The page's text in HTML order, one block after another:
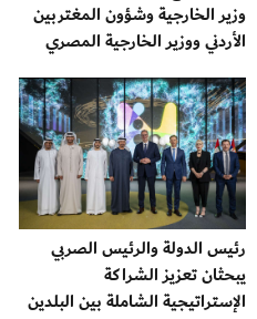
وزير الخارجية وشؤون المغتربين
الأردني ووزير الخارجية المصري
رئيس الدولة والرئيس الصربي
يبحثان تعزيز الشراكة
الإستراتيجية الشاملة بين البلدين